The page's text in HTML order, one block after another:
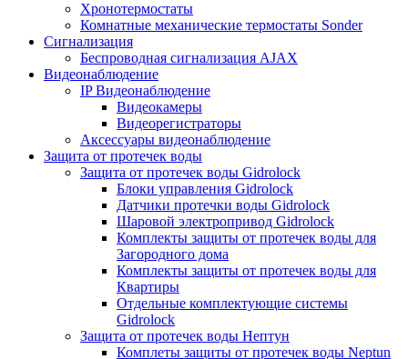
Хронотермостаты
Комнатные механические термостаты Sonder
Сигнализация
Беспроводная сигнализация AJAX
Видеонаблюдение
IP Видеонаблюдение
Видеокамеры
Видеорегистраторы
Аксессуары видеонаблюдение
Защита от протечек воды
Защита от протечек воды Gidrolock
Блоки управления Gidrolock
Датчики протечки воды Gidrolock
Шаровой электропривод Gidrolock
Комплекты защиты от протечек воды для
Загородного дома
Комплекты защиты от протечек воды для
Квартиры
Отдельные комплектующие системы
Gidrolock
Защита от протечек воды Нептун
Комплеты защиты от протечек воды Neptun